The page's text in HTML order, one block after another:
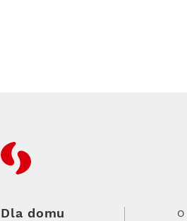
RFC
Dla domu